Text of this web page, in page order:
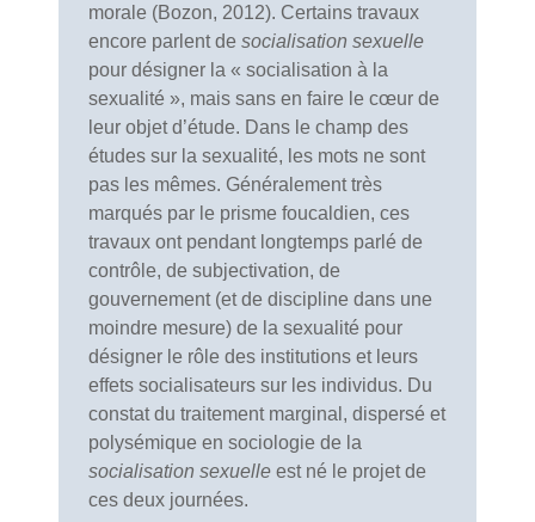
morale (Bozon, 2012). Certains travaux
encore parlent de socialisation sexuelle
pour désigner la « socialisation à la
sexualité », mais sans en faire le cœur de
leur objet d’étude. Dans le champ des
études sur la sexualité, les mots ne sont
pas les mêmes. Généralement très
marqués par le prisme foucaldien, ces
travaux ont pendant longtemps parlé de
contrôle, de subjectivation, de
gouvernement (et de discipline dans une
moindre mesure) de la sexualité pour
désigner le rôle des institutions et leurs
effets socialisateurs sur les individus. Du
constat du traitement marginal, dispersé et
polysémique en sociologie de la
socialisation sexuelle est né le projet de
ces deux journées.